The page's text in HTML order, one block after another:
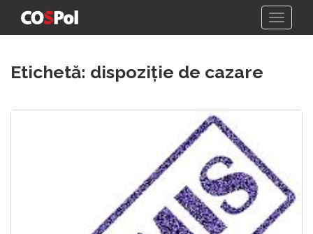
Etichetă: dispoziție de cazare